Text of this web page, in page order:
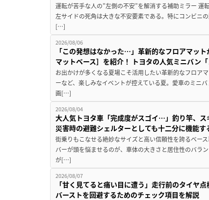
運転が苦手な人の”左側の不安”を解消する補助ミラー 運
左サイドの死角は大きな不安要素である。特にコンビニ
[…]
2026/08/06
「この発想はなかった…」革新的なフロアマッ
マットベース］を紹介！ トヨタの人気ミニバン
お出かけが多くなる夏場こそ活用したい革新的なフロア
ーなど、楽しみなイベントが控えている夏。愛車のミニ
画[…]
2026/08/04
大人気トヨタ車「完成度がスゴイ…」釣り竿、ス
災害時の避難シェルターとしても十二分に機能す
街乗りもこなせる絶妙なサイズと高い信頼性を誇るベー
バーが頭を悩ませるのが、車体の大きさと居住性のバラ
が[…]
2026/08/07
「甘く見てると痛い目に遭う」走行前のタイヤ
バーストを回避するためのチェック項目を解説